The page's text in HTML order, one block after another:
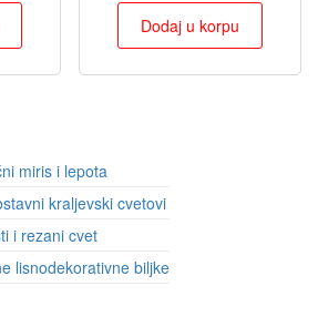
Dodaj u korpu
miris i lepota
kraljevski cvetovi
i rezani cvet
lisnodekorativne biljke